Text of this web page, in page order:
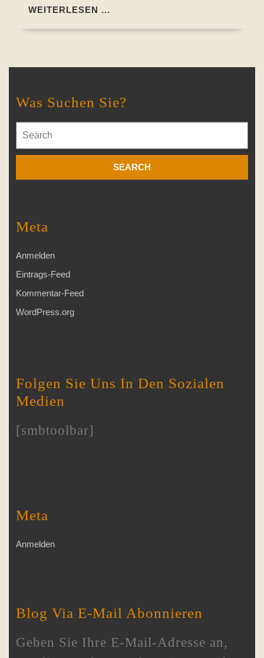
WEITERLESEN ...
Was Suchen Sie?
for:
Meta
Anmelden
Eintrags-Feed
Kommentar-Feed
WordPress.org
Folgen Sie Uns In Den Sozialen
Medien
[smbtoolbar]
Meta
Anmelden
Blog Via E-Mail Abonnieren
Geben Sie Ihre E-Mail-Adresse an,